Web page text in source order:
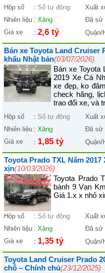
Hộp số : Số tự động Xuất
Nhiên liệu : Xăng Đã sử
Giá xe
: 2,6 tỷ Quận/
Bán xe Toyota Land Cruiser
khẩu Nhật bản(03/07/2026)
Bán xe Toyota
2019 Xe Cá
xe đẹp, ko
check hãng,
trao đổi xe, và
Hộp số : Số tự động Xuất
Nhiên liệu : Xăng Đã sử
Giá xe
: 1,85 tỷ Quận/
Toyota Prado TXL Năm
xịn(10/03/2026)
Toyota Prado
bánh 9 Vạn
Giá 1.x x nhỏ
Hộp số : Số tự động Xuất
Nhiên liệu : Xăng Đã sử
Giá xe
: 1,35 tỷ Quận/
Toyota Land Cruiser Prado
chỗ – Chính chủ(23/12/2025)